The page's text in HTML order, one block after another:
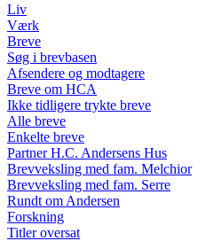
Liv
Værk
Breve
Søg i brevbasen
Afsendere og modtagere
Breve om HCA
Ikke tidligere trykte breve
Alle breve
Enkelte breve
Partner H.C. Andersens Hus
Brevveksling med fam. Melchior
Brevveksling med fam. Serre
Rundt om Andersen
Forskning
Titler oversat